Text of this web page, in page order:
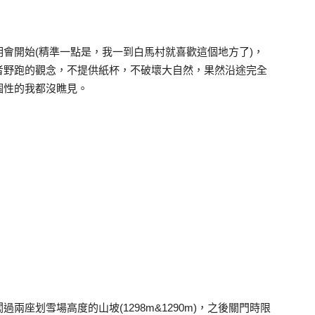
開始(精準一點是，我一到白馬村就喜歡這個地方了)，
跑的觀念，不提供紙杯，不破壞大自然，果然沿途完全
的我都沒瞧見。
兩座划雪場高度的山坡(1298m&1290m)，之後關門時限